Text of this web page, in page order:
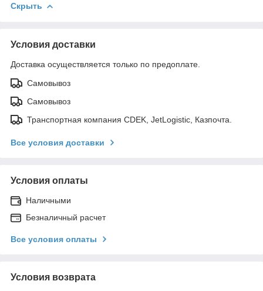
Скрыть
Условия доставки
Доставка осуществляется только по предоплате.
Самовывоз
Самовывоз
Транспортная компания CDEK, JetLogistic, Казпочта.
Все условия доставки
Условия оплаты
Наличными
Безналичный расчет
Все условия оплаты
Условия возврата